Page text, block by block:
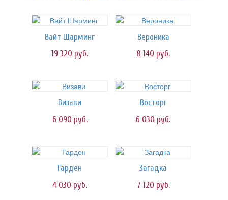
Вайт Шарминг
19 320 руб.
Вероника
8 140 руб.
Визави
6 090 руб.
Восторг
6 030 руб.
Гарден
4 030 руб.
Загадка
7 120 руб.